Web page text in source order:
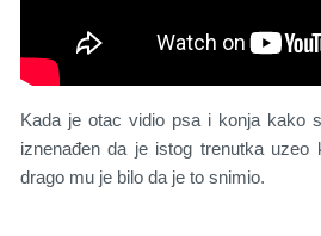
Kada je otac vidio psa i konja kako
iznenađen da je istog trenutka
drago mu je bilo da je to snimio.